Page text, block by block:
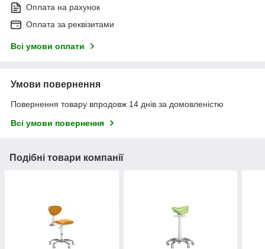
Оплата на рахунок
Оплата за реквізитами
Всі умови оплати
Умови повернення
Повернення товару впродовж 14 днів за домовленістю
Всі умови повернення
Подібні товари компанії